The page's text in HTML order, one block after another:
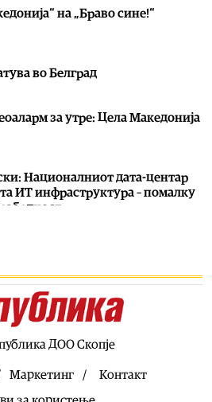
на „Браво сине!“
во Белград
за утре: Цела Македонија
Националниот дата-центар
ИТ инфраструктура – помалку
износ за К-15 – Еве
на сметка годинава
овие знаци: Бојлерот може да
ДОО Скопје
Маркетинг
Контакт